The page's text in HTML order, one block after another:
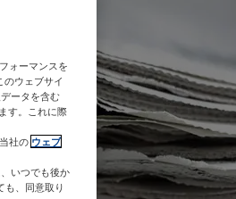
ォーマンスを
ウェブサイ
ータを含む
す。これに際
社の ウェブ
いつでも後か
も、同意取り